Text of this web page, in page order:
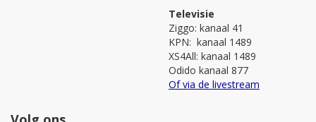
Televisie
Ziggo: kanaal 41
KPN: kanaal 1489
XS4All: kanaal 1489
Odido kanaal 877
Of via de livestream